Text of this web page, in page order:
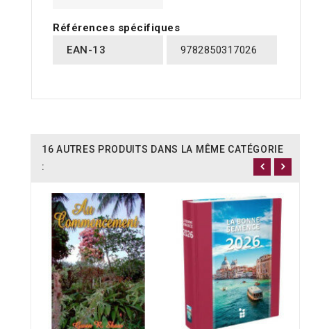
Références spécifiques
EAN-13
9782850317026
16 AUTRES PRODUITS DANS LA MÊME CATÉGORIE
: